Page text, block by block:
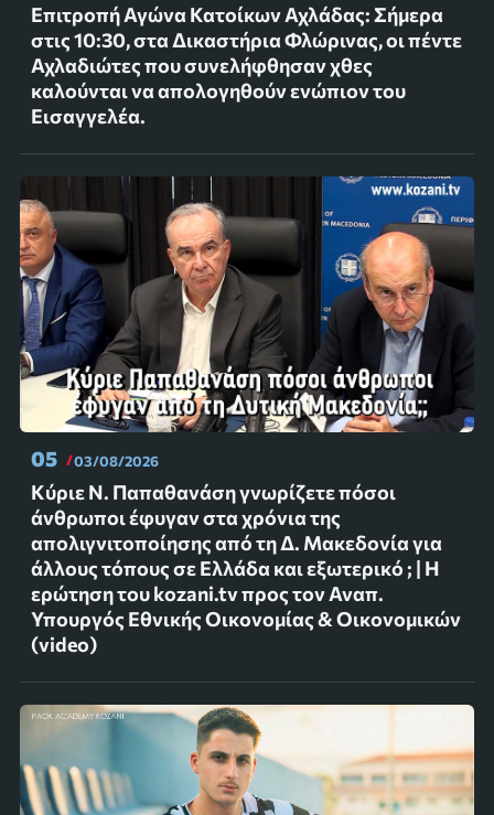
Επιτροπή Αγώνα Κατοίκων Αχλάδας: Σήμερα
στις 10:30, στα Δικαστήρια Φλώρινας, οι πέντε
Αχλαδιώτες που συνελήφθησαν χθες
καλούνται να απολογηθούν ενώπιον του
Εισαγγελέα.
05 03/08/2026
Κύριε Ν. Παπαθανάση γνωρίζετε πόσοι
άνθρωποι έφυγαν στα χρόνια της
απολιγνιτοποίησης από τη Δ. Μακεδονία για
άλλους τόπους σε Ελλάδα και εξωτερικό ; | Η
ερώτηση του kozani.tv προς τον Αναπ.
Υπουργός Εθνικής Οικονομίας & Οικονομικών
(video)